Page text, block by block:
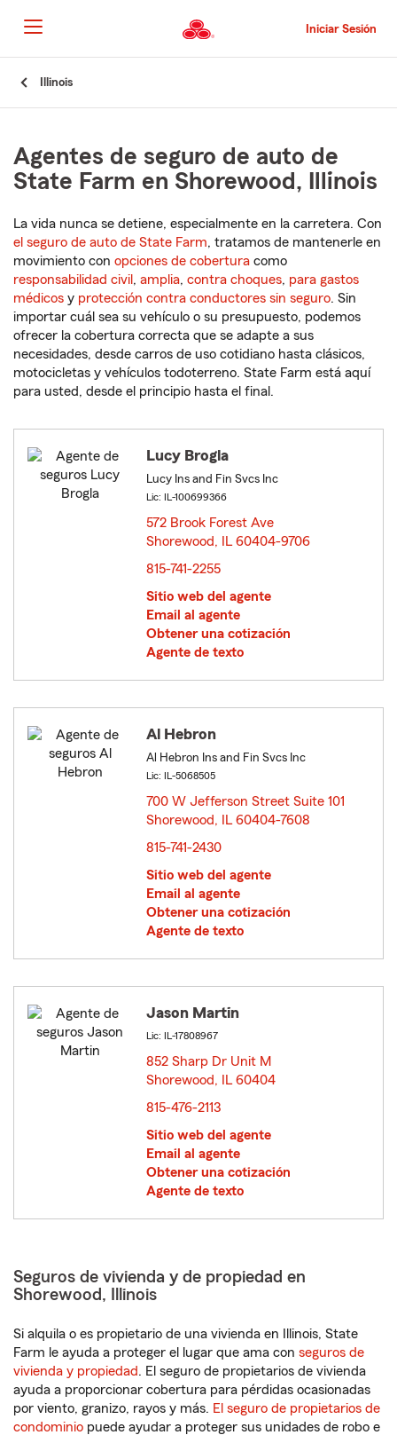
al
contenido
principal
Iniciar Sesión
Illinois
Agentes de seguro de auto de
State Farm en Shorewood, Illinois
La vida nunca se detiene, especialmente en la carretera. Con
el seguro de auto de State Farm, tratamos de mantenerle en
movimiento con opciones de cobertura como
responsabilidad civil , amplia, contra choques, para gastos
médicos y protección contra conductores sin seguro. Sin
importar cuál sea su vehículo o su presupuesto, podemos
ofrecer la cobertura correcta que se adapte a sus
necesidades, desde carros de uso cotidiano hasta clásicos,
motocicletas y vehículos todoterreno. State Farm está aquí
para usted, desde el principio hasta el final.
Lucy Brogla
Lucy Ins and Fin Svcs Inc
Lic: IL-100699366
572 Brook Forest Ave
Shorewood, IL 60404-9706
815-741-2255
Sitio web del agente
Email al agente
Obtener una cotización
Agente de texto
Al Hebron
Al Hebron Ins and Fin Svcs Inc
Lic: IL-5068505
700 W Jefferson Street Suite 101
Shorewood, IL 60404-7608
815-741-2430
Sitio web del agente
Email al agente
Obtener una cotización
Agente de texto
Jason Martin
Lic: IL-17808967
852 Sharp Dr Unit M
Shorewood, IL 60404
815-476-2113
Sitio web del agente
Email al agente
Obtener una cotización
Agente de texto
Seguros de vivienda y de propiedad en
Shorewood, Illinois
Si alquila o es propietario de una vivienda en Illinois, State
Farm le ayuda a proteger el lugar que ama con seguros de
vivienda y propiedad. El seguro de propietarios de vivienda
ayuda a proporcionar cobertura para pérdidas ocasionadas
por viento, granizo, rayos y más. El seguro de propietarios de
condominio puede ayudar a proteger sus unidades de robo e